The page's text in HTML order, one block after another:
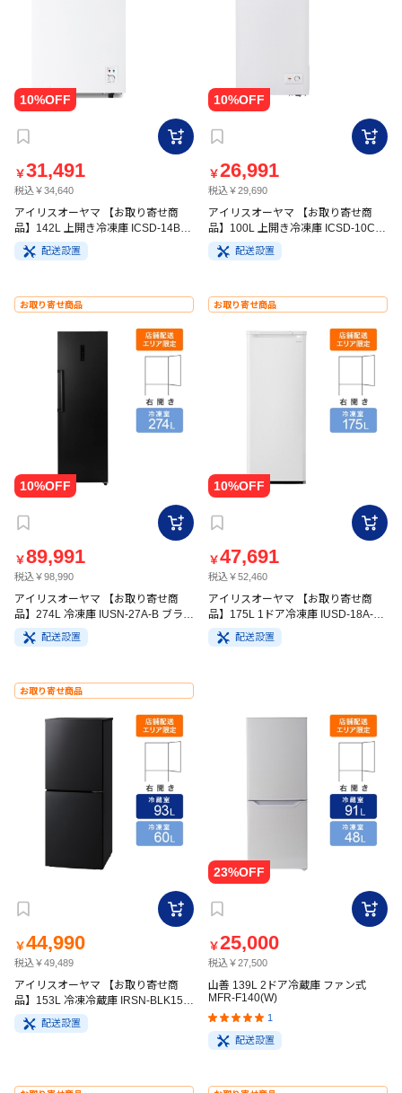
￥31,491
税込￥34,640
アイリスオーヤマ 【お取り寄せ商
品】142L 上開き冷凍庫 ICSD-14B-W
ホワイト
配送設置
￥26,991
税込￥29,690
アイリスオーヤマ 【お取り寄せ商
品】100L 上開き冷凍庫 ICSD-10C-
W ホワイト
配送設置
お取り寄せ商品
￥89,991
税込￥98,990
アイリスオーヤマ 【お取り寄せ商
品】274L 冷凍庫 IUSN-27A-B ブラッ
ク
配送設置
お取り寄せ商品
￥47,691
税込￥52,460
アイリスオーヤマ 【お取り寄せ商
品】175L 1ドア冷凍庫 IUSD-18A-W
ホワイト
配送設置
お取り寄せ商品
￥44,990
税込￥49,489
アイリスオーヤマ 【お取り寄せ商
品】153L 冷凍冷蔵庫 IRSN-BLK15A
ブラック
配送設置
￥25,000
税込￥27,500
山善 139L 2ドア冷蔵庫 ファン式
MFR-F140(W)
1
配送設置